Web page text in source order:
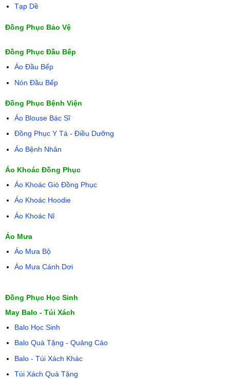
Tạp Dề
Đồng Phục Bảo Vệ
Đồng Phục Đầu Bếp
Áo Đầu Bếp
Nón Đầu Bếp
Đồng Phục Bệnh Viện
Áo Blouse Bác Sĩ
Đồng Phục Y Tá - Điều Dưỡng
Áo Bệnh Nhân
Áo Khoác Đồng Phục
Áo Khoác Gió Đồng Phục
Áo Khoác Hoodie
Áo Khoác Nỉ
Áo Mưa
Áo Mưa Bộ
Áo Mưa Cánh Dơi
Đồng Phục Học Sinh
May Balo - Túi Xách
Balo Học Sinh
Balo Quà Tặng - Quảng Cáo
Balo - Túi Xách Khác
Túi Xách Quà Tặng